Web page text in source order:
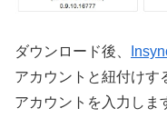
ダウンロード後、
アカウントと紐付けす
アカウントを入力しま